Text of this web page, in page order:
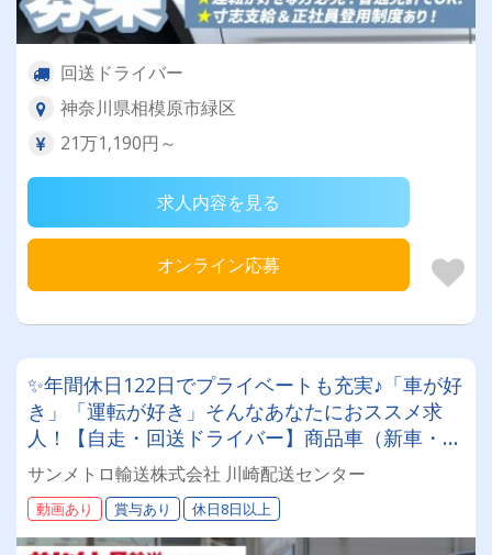
回送ドライバー
神奈川県相模原市緑区
21万1,190円～
求人内容を見る
オンライン応募
✨年間休日122日でプライベートも充実♪「車が好
き」「運転が好き」そんなあなたにおススメ求
人！【自走・回送ドライバー】商品車（新車・中
古車）を運転して販売店や配送センター等に届け
ていただくお仕事
サンメトロ輸送株式会社 川崎配送センター
動画あり 賞与あり 休日8日以上